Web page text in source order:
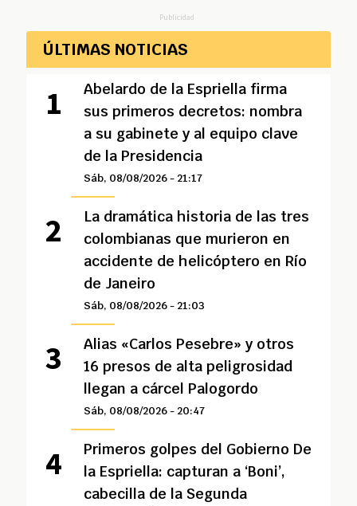
Publicidad
ÚLTIMAS NOTICIAS
Abelardo de la Espriella firma
sus primeros decretos: nombra
a su gabinete y al equipo clave
de la Presidencia
Sáb, 08/08/2026 - 21:17
La dramática historia de las tres
colombianas que murieron en
accidente de helicóptero en Río
de Janeiro
Sáb, 08/08/2026 - 21:03
Alias «Carlos Pesebre» y otros
16 presos de alta peligrosidad
llegan a cárcel Palogordo
Sáb, 08/08/2026 - 20:47
Primeros golpes del Gobierno De
la Espriella: capturan a ‘Boni’,
cabecilla de la Segunda